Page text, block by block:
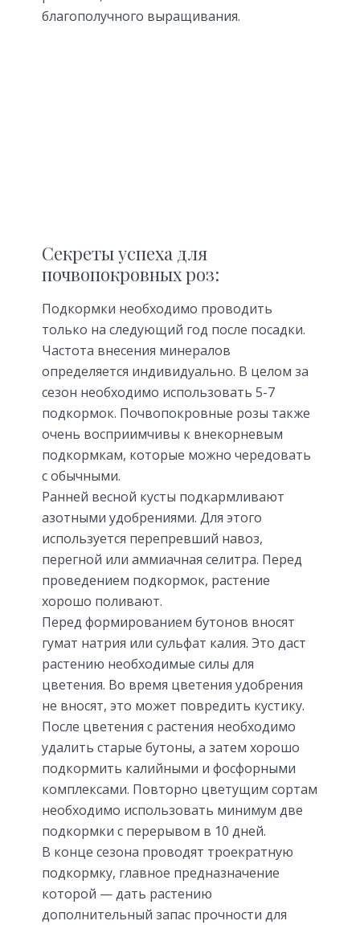
благополучного выращивания.
Секреты успеха для
почвопокровных роз:
Подкормки необходимо проводить
только на следующий год после посадки.
Частота внесения минералов
определяется индивидуально. В целом за
сезон необходимо использовать 5-7
подкормок. Почвопокровные розы также
очень восприимчивы к внекорневым
подкормкам, которые можно чередовать
с обычными.
Ранней весной кусты подкармливают
азотными удобрениями. Для этого
используется перепревший навоз,
перегной или аммиачная селитра. Перед
проведением подкормок, растение
хорошо поливают.
Перед формированием бутонов вносят
гумат натрия или сульфат калия. Это даст
растению необходимые силы для
цветения. Во время цветения удобрения
не вносят, это может повредить кустику.
После цветения с растения необходимо
удалить старые бутоны, а затем хорошо
подкормить калийными и фосфорными
комплексами. Повторно цветущим сортам
необходимо использовать минимум две
подкормки с перерывом в 10 дней.
В конце сезона проводят троекратную
подкормку, главное предназначение
которой — дать растению
дополнительный запас прочности для